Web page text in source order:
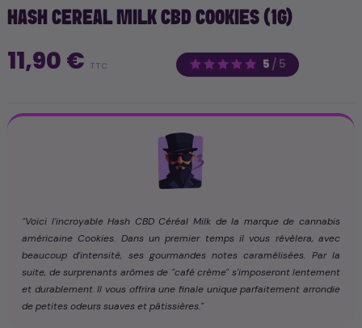
HASH CEREAL MILK CBD COOKIES (1G)
5 / 5
11,90 € TTC
"Voici l'incroyable Hash CBD Céréal Milk de la marque de cannabis
américaine Cookies. Dans un premier temps il vous révèlera, avec
beaucoup d'intensité, ses gourmandes notes caramélisées. Par la
suite, de surprenants arômes de "café crème" s'imposeront lentement
et durablement. Il vous offrira une finale unique parfaitement arrondie
de petites odeurs suaves et pâtissières."